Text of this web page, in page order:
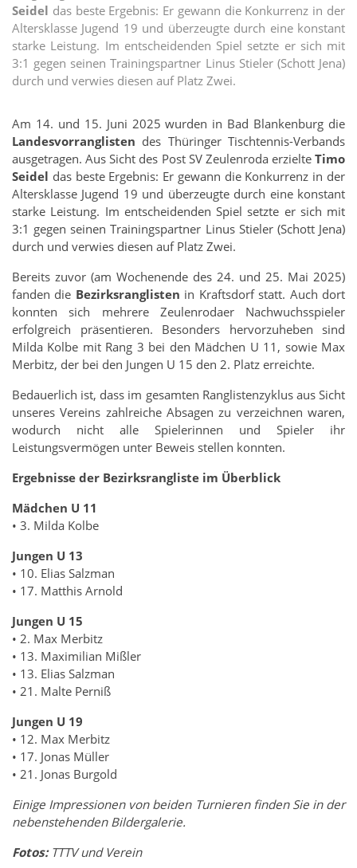
Seidel das beste Ergebnis: Er gewann die Konkurrenz in der
Altersklasse Jugend 19 und überzeugte durch eine konstant
starke Leistung. Im entscheidenden Spiel setzte er sich mit
3:1 gegen seinen Trainingspartner Linus Stieler (Schott Jena)
durch und verwies diesen auf Platz Zwei.
Am 14. und 15. Juni 2025 wurden in Bad Blankenburg die
Landesvorranglisten des Thüringer Tischtennis-Verbands
ausgetragen. Aus Sicht des Post SV Zeulenroda erzielte Timo
Seidel das beste Ergebnis: Er gewann die Konkurrenz in der
Altersklasse Jugend 19 und überzeugte durch eine konstant
starke Leistung. Im entscheidenden Spiel setzte er sich mit
3:1 gegen seinen Trainingspartner Linus Stieler (Schott Jena)
durch und verwies diesen auf Platz Zwei.
Bereits zuvor (am Wochenende des 24. und 25. Mai 2025)
fanden die Bezirksranglisten in Kraftsdorf statt. Auch dort
konnten sich mehrere Zeulenrodaer Nachwuchsspieler
erfolgreich präsentieren. Besonders hervorzuheben sind
Milda Kolbe mit Rang 3 bei den Mädchen U 11, sowie Max
Merbitz, der bei den Jungen U 15 den 2. Platz erreichte.
Bedauerlich ist, dass im gesamten Ranglistenzyklus aus Sicht
unseres Vereins zahlreiche Absagen zu verzeichnen waren,
wodurch nicht alle Spielerinnen und Spieler ihr
Leistungsvermögen unter Beweis stellen konnten.
Ergebnisse der Bezirksrangliste im Überblick
Mädchen U 11
• 3. Milda Kolbe
Jungen U 13
• 10. Elias Salzman
• 17. Matthis Arnold
Jungen U 15
• 2. Max Merbitz
• 13. Maximilian Mißler
• 13. Elias Salzman
• 21. Malte Perniß
Jungen U 19
• 12. Max Merbitz
• 17. Jonas Müller
• 21. Jonas Burgold
Einige Impressionen von beiden Turnieren finden Sie in der
nebenstehenden Bildergalerie.
Fotos:TTTV und Verein